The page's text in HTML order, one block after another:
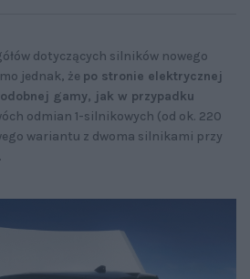
dotyczących silników nowego
jednak, że po stronie elektrycznej
gamy, jak w przypadku
odmian 1-silnikowych (od ok. 220
wariantu z dwoma silnikami przy